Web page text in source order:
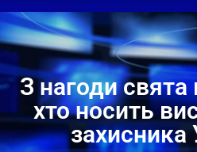
З нагоди свята
хто носить
захисника